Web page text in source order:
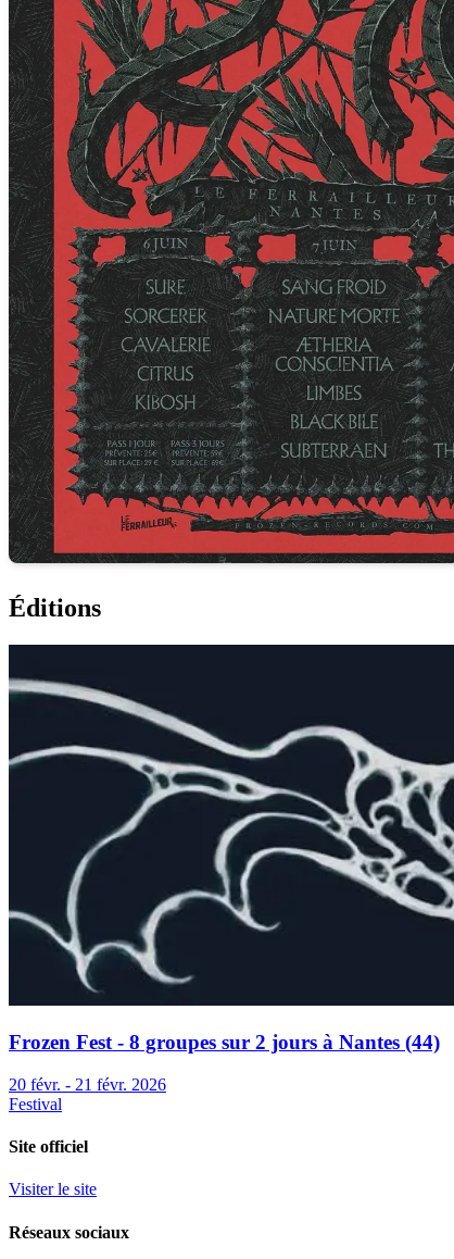
Éditions
Frozen Fest - 8 groupes sur 2 jours à Nantes (44)
20 févr. - 21 févr. 2026
Festival
Site officiel
Visiter le site
Réseaux sociaux